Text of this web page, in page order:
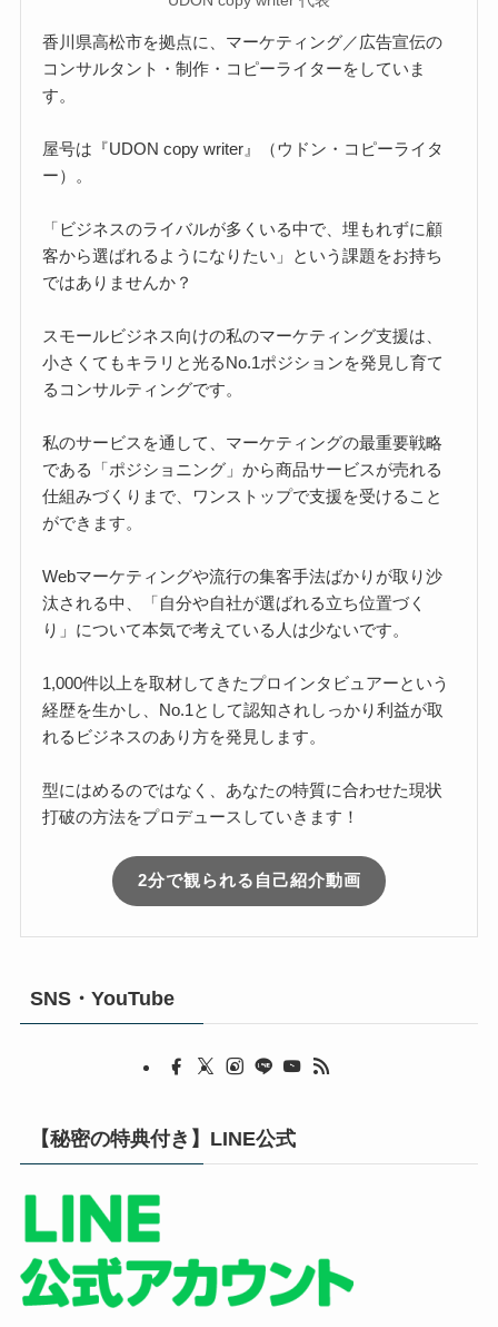
香川県高松市を拠点に、マーケティング／広告宣伝の
コンサルタント・制作・コピーライターをしていま
す。
屋号は『UDON copy writer』（ウドン・コピーライタ
ー）。
「ビジネスのライバルが多くいる中で、埋もれずに顧
客から選ばれるようになりたい」という課題をお持ち
ではありませんか？
スモールビジネス向けの私のマーケティング支援は、
小さくてもキラリと光るNo.1ポジションを発見し育て
るコンサルティングです。
私のサービスを通して、マーケティングの最重要戦略
である「ポジショニング」から商品サービスが売れる
仕組みづくりまで、ワンストップで支援を受けること
ができます。
Webマーケティングや流行の集客手法ばかりが取り沙
汰される中、「自分や自社が選ばれる立ち位置づく
り」について本気で考えている人は少ないです。
1,000件以上を取材してきたプロインタビュアーという
経歴を生かし、No.1として認知されしっかり利益が取
れるビジネスのあり方を発見します。
型にはめるのではなく、あなたの特質に合わせた現状
打破の方法をプロデュースしていきます！
2分で観られる自己紹介動画
SNS・YouTube
【秘密の特典付き】LINE公式